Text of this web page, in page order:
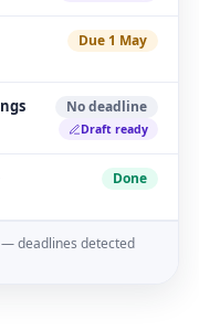
Due 1 May
No deadline
Draft ready
Done
deadlines detected